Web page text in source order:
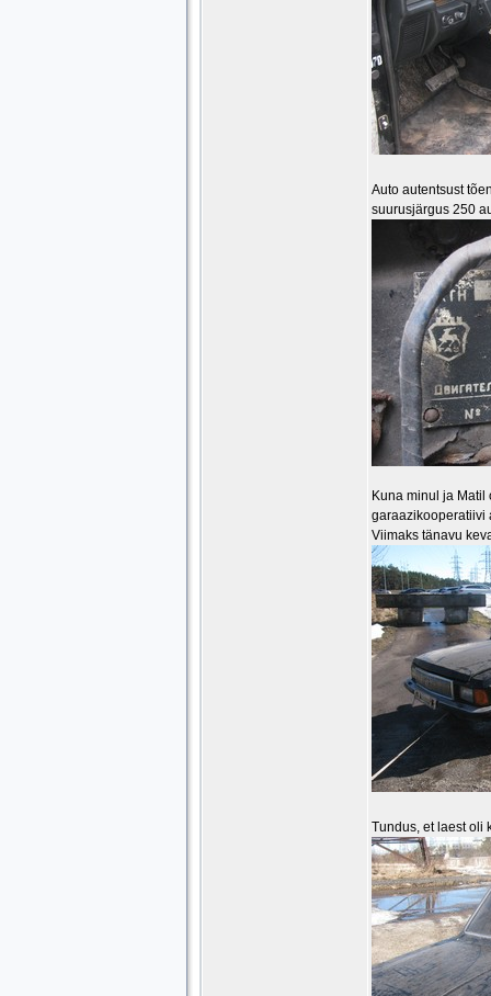
Auto autentsust
suurusjärgus 250
Kuna minul ja
garaazikooperatiivi
Viimaks tänavu
Tundus, et laest oli